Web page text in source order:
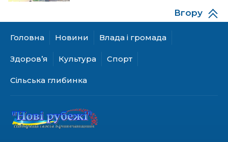
28.07.2026
ветерани разом створюють
Куди звернутися мешканцям
Криничанської громади за
Головна Новини Влада і громада
Здоров’я Культура Спорт
Сільська глибинка
Вгору